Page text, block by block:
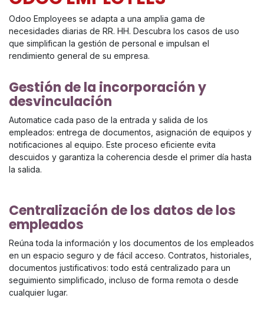
Odoo Employees se adapta a una amplia gama de
necesidades diarias de RR. HH. Descubra los casos de uso
que simplifican la gestión de personal e impulsan el
rendimiento general de su empresa.
Gestión de la incorporación y
desvinculación
Automatice cada paso de la entrada y salida de los
empleados: entrega de documentos, asignación de equipos y
notificaciones al equipo. Este proceso eficiente evita
descuidos y garantiza la coherencia desde el primer día hasta
la salida.
Centralización de los datos de los
empleados
Reúna toda la información y los documentos de los empleados
en un espacio seguro y de fácil acceso. Contratos, historiales,
documentos justificativos: todo está centralizado para un
seguimiento simplificado, incluso de forma remota o desde
cualquier lugar.